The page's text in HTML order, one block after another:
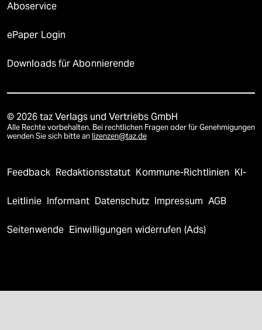
Aboservice
ePaper Login
Downloads für Abonnierende
© 2026 taz Verlags und Vertriebs GmbH
Alle Rechte vorbehalten. Bei rechtlichen Fragen oder für Genehmigungen
wenden Sie sich bitte an lizenzen@taz.de
Feedback Redaktionsstatut Kommune-Richtlinien KI-
Leitlinie Informant Datenschutz Impressum AGB
Seitenwende Einwilligungen widerrufen (Ads)